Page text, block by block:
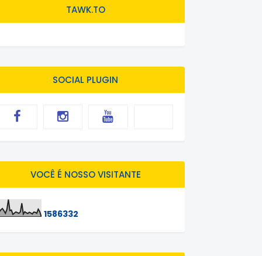
TAWK.TO
SOCIAL PLUGIN
VOCÊ É NOSSO VISITANTE
1586332